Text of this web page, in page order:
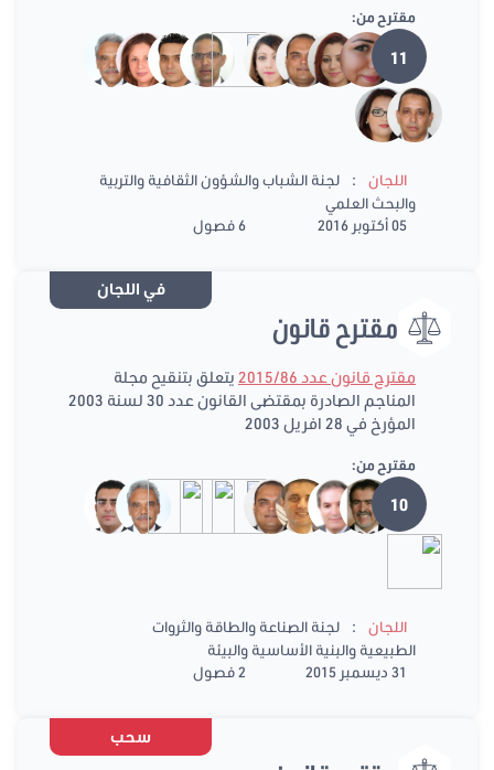
مقترح من:
11
اللجان :
لجنة الشباب والشؤون الثقافية والتربية
والبحث العلمي
05 أكتوبر 2016
6 فصول
في اللجان
مقترح قانون
مقترح قانون عدد 2015/86
يتعلق بتنقيح مجلة
المناجم الصادرة بمقتضى القانون عدد 30 لسنة 2003
المؤرخ في 28 افريل 2003
مقترح من:
10
اللجان :
لجنة الصناعة والطاقة والثروات
الطبيعية والبنية الأساسية والبيئة
31 ديسمبر 2015
2 فصول
سحب